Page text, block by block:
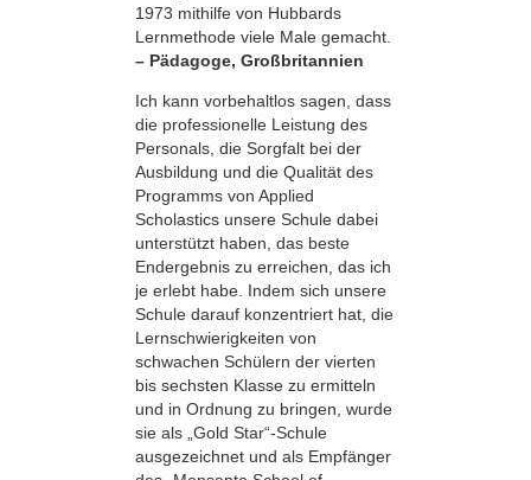
1973 mithilfe von Hubbards
Lernmethode viele Male gemacht.
– Pädagoge, Großbritannien
Ich kann vorbehaltlos sagen, dass
die professionelle Leistung des
Personals, die Sorgfalt bei der
Ausbildung und die Qualität des
Programms von Applied
Scholastics unsere Schule dabei
unterstützt haben, das beste
Endergebnis zu erreichen, das ich
je erlebt habe. Indem sich unsere
Schule darauf konzentriert hat, die
Lernschwierigkeiten von
schwachen Schülern der vierten
bis sechsten Klasse zu ermitteln
und in Ordnung zu bringen, wurde
sie als „Gold Star“-Schule
ausgezeichnet und als Empfänger